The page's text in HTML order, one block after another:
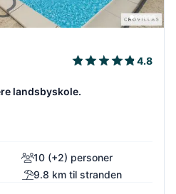
4.8
landsbyskole.
10 (+2) personer
9.8 km til stranden